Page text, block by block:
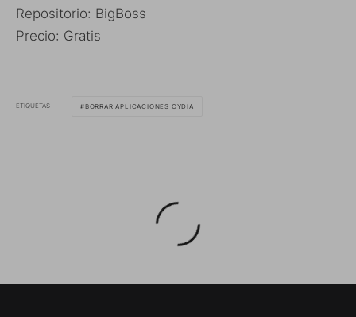
Repositorio: BigBoss
Precio: Gratis
ETIQUETAS BORRAR APLICACIONES CYDIA